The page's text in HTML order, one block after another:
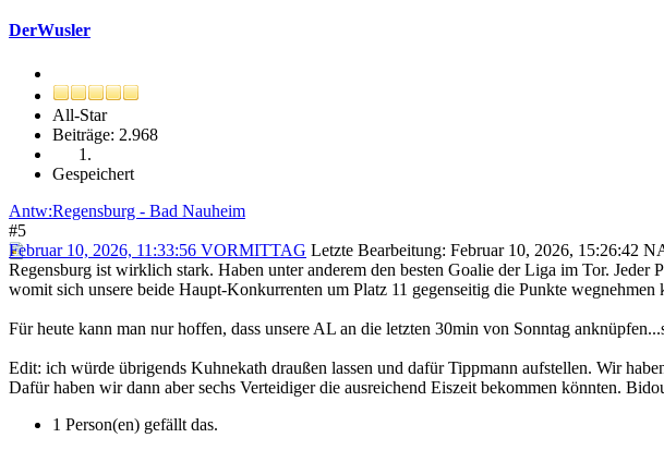
DerWusler
All-Star
Beiträge: 2.968
Gespeichert
Antw:Regensburg - Bad Nauheim
#5
Februar 10, 2026, 11:33:56 VORMITTAG Letzte Bearbeitung: Februar 10, 2026, 15:26:42
Regensburg ist wirklich stark. Haben unter anderem den besten Goalie der Liga im Tor.
womit sich unsere beide Haupt-Konkurrenten um Platz 11 gegenseitig die Punkte
Für heute kann man nur hoffen, dass unsere AL an die letzten 30min von Sonntag
Edit: ich würde übrigends Kuhnekath draußen lassen und dafür Tippmann aufstellen. Wir
Dafür haben wir dann aber sechs Verteidiger die ausreichend Eiszeit bekommen könnten.
1 Person(en) gefällt das.